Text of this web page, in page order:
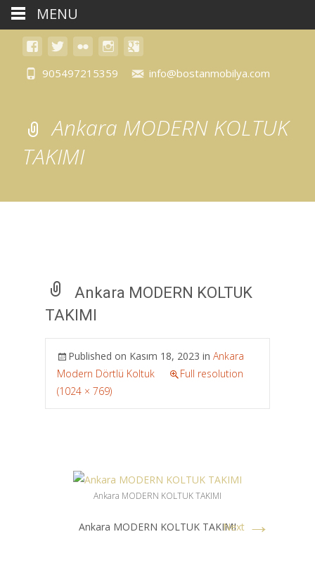
905497215359 info@bostanmobilya.com
Ankara MODERN KOLTUK
TAKIMI
Ankara MODERN KOLTUK
TAKIMI
Published on Kasım 18, 2023 in Ankara
Modern Dörtlü Koltuk
Full resolution
(1024 × 769)
Next →
Ankara MODERN KOLTUK TAKIMI
Ankara MODERN KOLTUK TAKIMI
MENU